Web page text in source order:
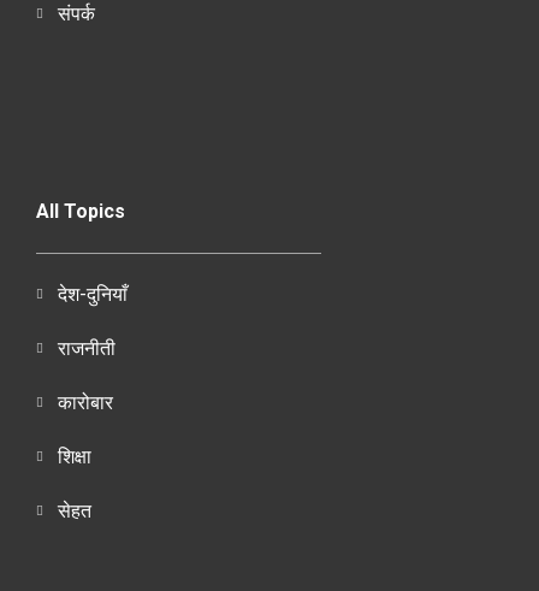
संपर्क
All Topics
देश-दुनियाँ
राजनीती
कारोबार
शिक्षा
सेहत